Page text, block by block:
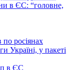
в ЄС: “головне,
по росіянах
Україні, у пакеті
в ЄС